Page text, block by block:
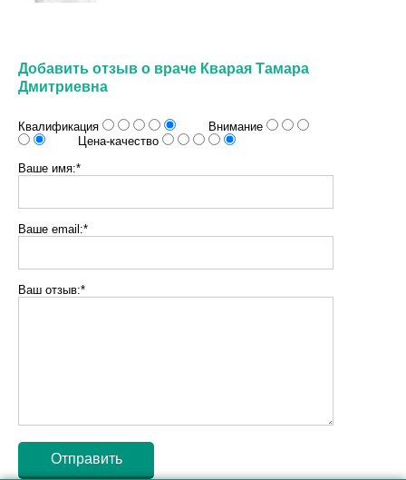
Добавить отзыв о враче Кварая Тамара
Дмитриевна
Квалификация
Внимание
Цена-качество
Ваше имя:*
Ваше email:*
Ваш отзыв:*